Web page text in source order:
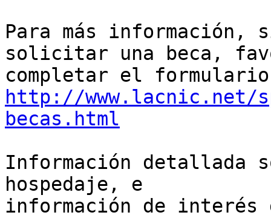
Para más información,
solicitar una beca,
http://www.lacnic.net/
becas.html
Información detallada
hospedaje, e
información de interés